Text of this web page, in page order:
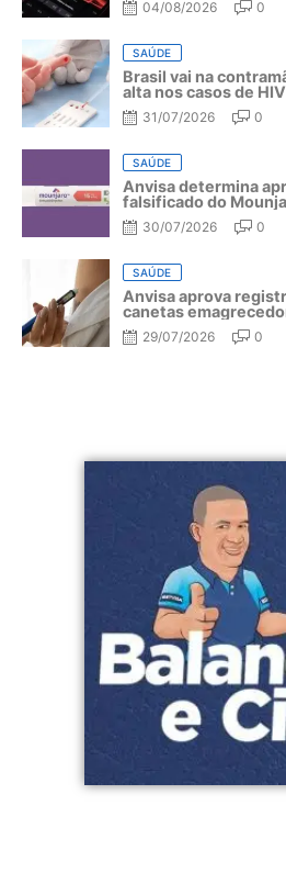
04/08/2026 0
SAÚDE
Brasil vai na
alta nos casos de HIV
31/07/2026 0
SAÚDE
Anvisa determina
falsificado do
riscos do
30/07/2026 0
SAÚDE
Anvisa aprova
canetas
29/07/2026 0